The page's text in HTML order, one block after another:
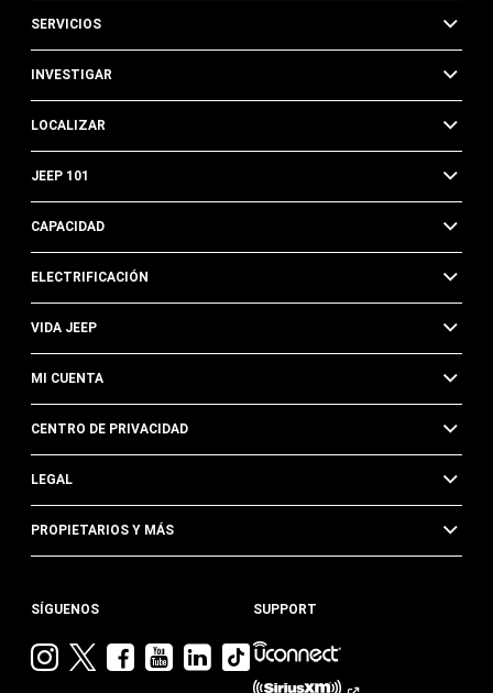
SERVICIOS
INVESTIGAR
LOCALIZAR
JEEP 101
CAPACIDAD
ELECTRIFICACIÓN
VIDA JEEP
MI CUENTA
CENTRO DE PRIVACIDAD
LEGAL
PROPIETARIOS Y MÁS
SÍGUENOS
VisitaVisitaVisitaVisitaVisita
Jeep
Visita
Jeep
SUPPORT